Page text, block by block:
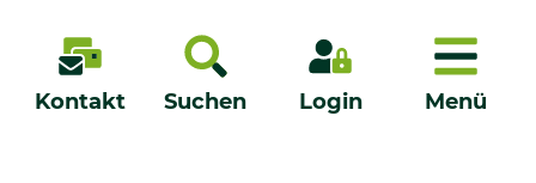
Kontakt Suchen Login Menü
Menü